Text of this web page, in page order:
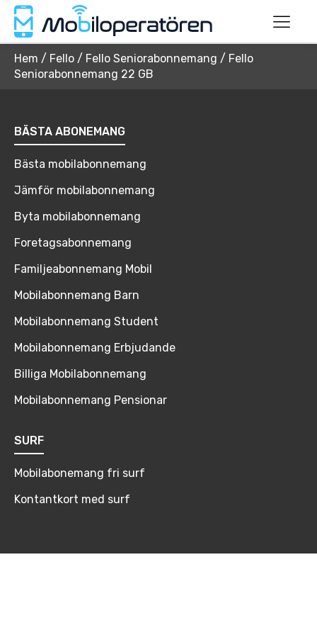
Hem / Fello / Fello Seniorabonnemang / Fello
Seniorabonnemang 22 GB
BÄSTA ABONEMANG
Bästa mobilabonnemang
Jämför mobilabonnemang
Byta mobilabonnemang
Foretagsabonnemang
Familjeabonnemang Mobil
Mobilabonnemang Barn
Mobilabonnemang Student
Mobilabonnemang Erbjudande
Billiga Mobilabonnemang
Mobilabonnemang Pensionar
SURF
Mobilabonemang fri surf
Kontantkort med surf